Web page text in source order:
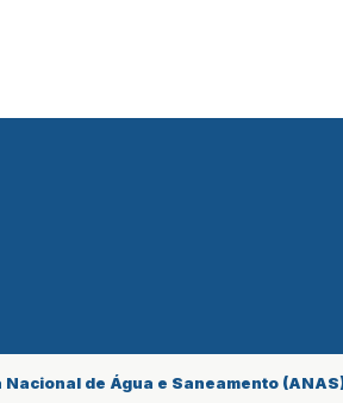
de Água e Saneamento